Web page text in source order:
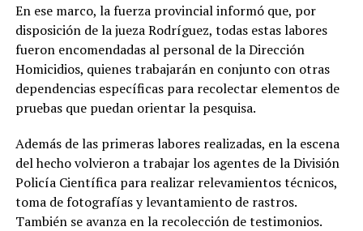
En ese marco, la fuerza provincial informó que, por
disposición de la jueza Rodríguez, todas estas labores
fueron encomendadas al personal de la Dirección
Homicidios, quienes trabajarán en conjunto con otras
dependencias específicas para recolectar elementos de
pruebas que puedan orientar la pesquisa.
Además de las primeras labores realizadas, en la escena
del hecho volvieron a trabajar los agentes de la División
Policía Científica para realizar relevamientos técnicos,
toma de fotografías y levantamiento de rastros.
También se avanza en la recolección de testimonios.